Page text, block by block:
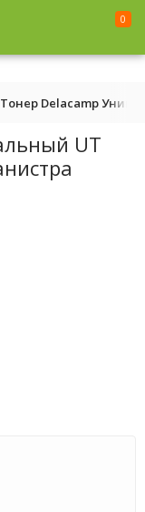
0
Тонер Delacamp
UT